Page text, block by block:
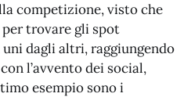
competizione, visto che
trovare gli spot
dagli altri, raggiungendo
l’avvento dei social,
esempio sono i